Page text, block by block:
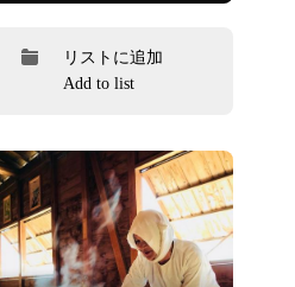
リストに追加
Add to list